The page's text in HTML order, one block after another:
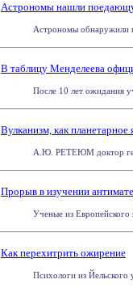
Астрономы нашли
Астрономы обнаружили
В таблицу Менделеева
После 10 лет ожидания
Вулканизм, как планетарное
А.Ю. РЕТЕЮМ доктор
Прорыв в изучении
Ученые из Европейского
Как перехитрить ожирение
Психологи из